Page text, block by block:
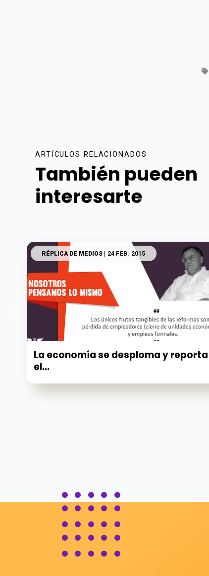
ARTÍCULOS RELACIONADOS
También pueden
interesarte
RÉPLICA DE MEDIOS | 24 FEB. 2015
La economía se desploma y reporta
el...